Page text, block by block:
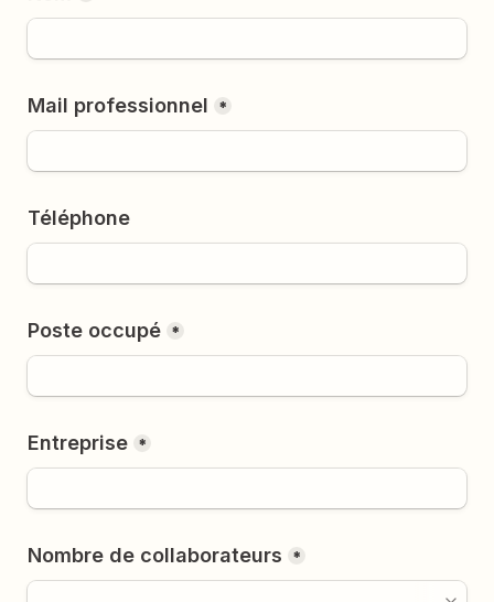
Mail professionnel *
Téléphone
Poste occupé *
Entreprise *
Nombre de collaborateurs *